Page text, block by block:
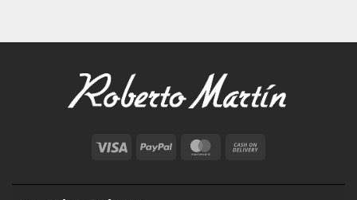
Visa PayPal MasterCard
Delivery